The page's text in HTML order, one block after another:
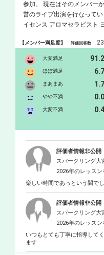
参加。 現在はそのメンバー
営のライブ出演を行なって
イセンス アロマセラピスト
【メンバー満足度】評価回答数
大変満足
ほぼ満足
まあまあ
やや不満
大変不満
評価者情報非公開
スパークリング大
2026年のレッスン
楽しい時間であっという間で
評価者情報非公開
スパークリング大
2026年のレッスン
いつもとても丁寧に指導して
ます